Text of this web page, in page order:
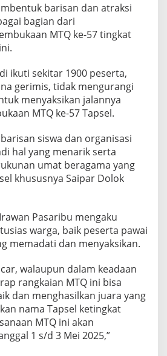
barisan dan atraksi
bagian dari
MTQ ke-57 tingkat
ikuti sekitar 1900 peserta,
gerimis, tidak mengurangi
menyaksikan jalannya
MTQ ke-57 Tapsel.
siswa dan organisasi
hal yang menarik serta
umat beragama yang
khususnya Saipar Dolok
Pasaribu mengaku
warga, baik peserta pawai
memadati dan menyaksikan.
walaupun dalam keadaan
rangkaian MTQ ini bisa
dan menghasilkan juara yang
nama Tapsel ketingkat
MTQ ini akan
1 s/d 3 Mei 2025,”